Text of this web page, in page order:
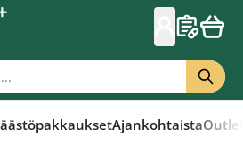
Ajankohtaista